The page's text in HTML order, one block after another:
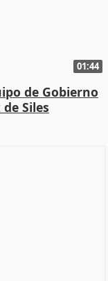
01:44
de Gobierno
Siles